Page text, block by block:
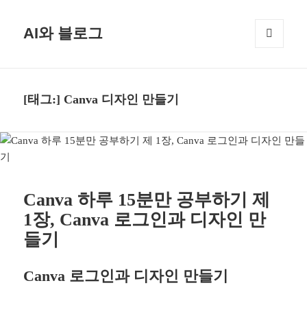
AI와 블로그
[태그:] Canva 디자인 만들기
Canva 하루 15분만 공부하기 제
1장, Canva 로그인과 디자인 만
들기
Canva 로그인과 디자인 만들기